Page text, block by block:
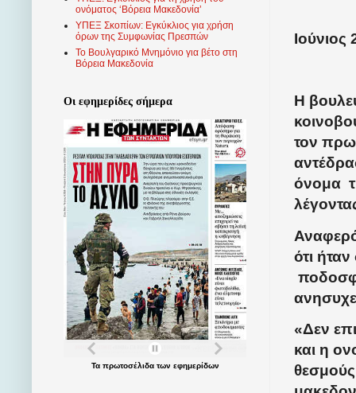
Η
τον
όνομα
ότι
«Δεν
και η
θεσμούς,
ονόματος ‘Βόρεια Μακεδονία’
ΥΠΕΞ Σκοπίων: Εγκύκλιος για χρήση
όρων της Συμφωνίας Πρεσπών
Το Βουλγαρικό Μνημόνιο για βέτο στη
Βόρεια Μακεδονία
Οι εφημερίδες σήμερα
Τα πρωτοσέλιδατων εφημερίδων